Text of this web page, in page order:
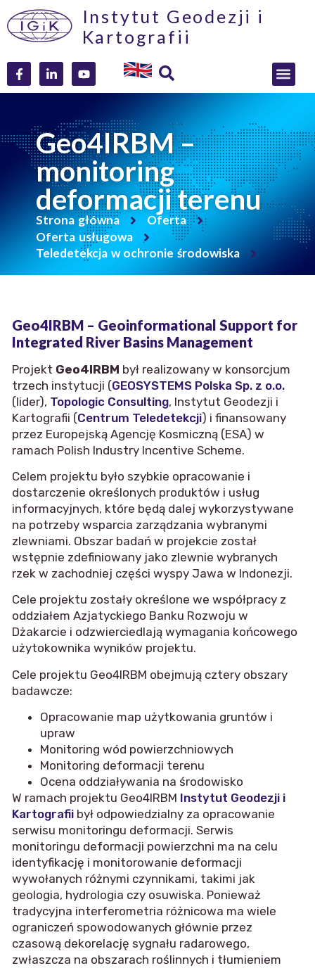
Instytut Geodezji i
Kartografii
Geo4IRBM –
monitoring
deformacji terenu
Strona główna
Oferta
Oferta usługowa
Teledetekcja w ochronie środowiska
Geo4IRBM – Geoinformational Support for
Integrated River Basins Management
Projekt Geo4IRBM był realizowany w konsorcjum
trzech instytucji (GEOSYSTEMS Polska Sp. z o.o.
(lider), Topologic Consulting, Instytut Geodezji i
Kartografii (Centrum Teledetekcji) i finansowany
przez Europejską Agencję Kosmiczną (ESA) w
ramach Polish Industry Incentive Scheme.
Celem projektu było szybkie opracowanie i
dostarczenie określonych produktów i usług
informacyjnych, które będą dalej wykorzystywane
na potrzeby wsparcia zarządzania wybranymi
zlewniami. Obszar badań w projekcie został
wstępnie zdefiniowany jako zlewnie wybranych
rzek w zachodniej części wyspy Jawa w Indonezji.
Cele projektu zostały określone we współpracy z
oddziałem Azjatyckiego Banku Rozwoju w
Dżakarcie i odzwierciedlają wymagania końcowego
użytokownika wyników projektu.
Cele projektu Geo4IRBM obejmują cztery obszary
badawcze:
Opracowanie map użytkowania gruntów i
upraw
Monitoring wód powierzchniowych
Monitoring deformacji terenu
Ocena oddziaływania na środowisko
W ramach projektu Geo4IRBM Instytut Geodezji i
Kartografii był odpowiedzialny za opracowanie
serwisu monitoringu deformacji. Serwis
monitoringu deformacji powierzchni ma na celu
identyfikację i monitorowanie deformacji
wywołanych różnymi czynnikami, takimi jak
geologia, hydrologia czy osuwiska. Ponieważ
tradycyjna interferometria różnicowa ma wiele
ograniczeń spowodowanych głównie przez
czasową dekorelację sygnału radarowego,
zwłaszcza na obszarach roślinnych i tłumieniem